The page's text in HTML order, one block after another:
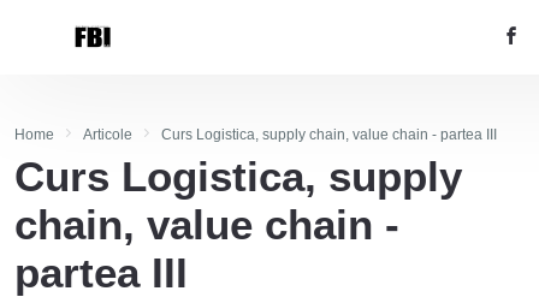
Home Articole Curs Logistica, supply chain, value chain - partea III
Curs Logistica, supply
chain, value chain -
partea III